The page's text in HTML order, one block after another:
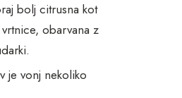
bolj citrusna kot
obarvana z
je vonj nekoliko